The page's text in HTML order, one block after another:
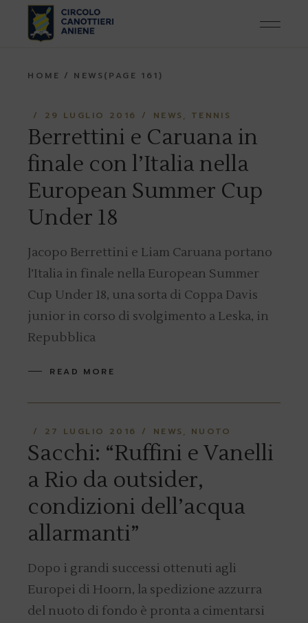
content
HOME NEWS (PAGE 161)
29 LUGLIO 2016 NEWS TENNIS
Berrettini e Caruana in
finale con l’Italia nella
European Summer Cup
Under 18
Jacopo Berrettini e Liam Caruana portano
l’Italia in finale nella European Summer
Cup Under 18, una sorta di Coppa Davis
junior in corso di svolgimento a Leska, in
Repubblica
READ MORE
27 LUGLIO 2016 NEWS NUOTO
Sacchi: “Ruffini e Vanelli
a Rio da outsider,
condizioni dell’acqua
allarmanti”
Dopo i grandi successi ottenuti agli
Europei di Hoorn, la spedizione azzurra
del nuoto di fondo è pronta a cimentarsi